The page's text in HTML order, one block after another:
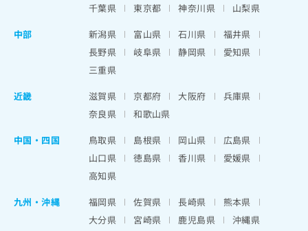
千葉県
東京都 神奈川県
山梨県
中部
新潟県 富山県 石川県
福井県
長野県
岐阜県 静岡県
愛知県
三重県
近畿
滋賀県 京都府 大阪府
兵庫県
奈良県
和歌山県
中国・四国
鳥取県 島根県 岡山県
広島県
山口県
徳島県 香川県
愛媛県
高知県
九州・沖縄
福岡県 佐賀県 長崎県
熊本県
大分県
宮崎県 鹿児島県 沖縄県